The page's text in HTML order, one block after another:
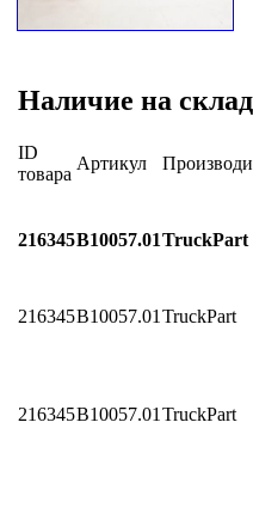
Наличие на
ID
товара
Артикул
216345B10057.01TruckPart
216345B10057.01 TruckPart
216345B10057.01 TruckPart